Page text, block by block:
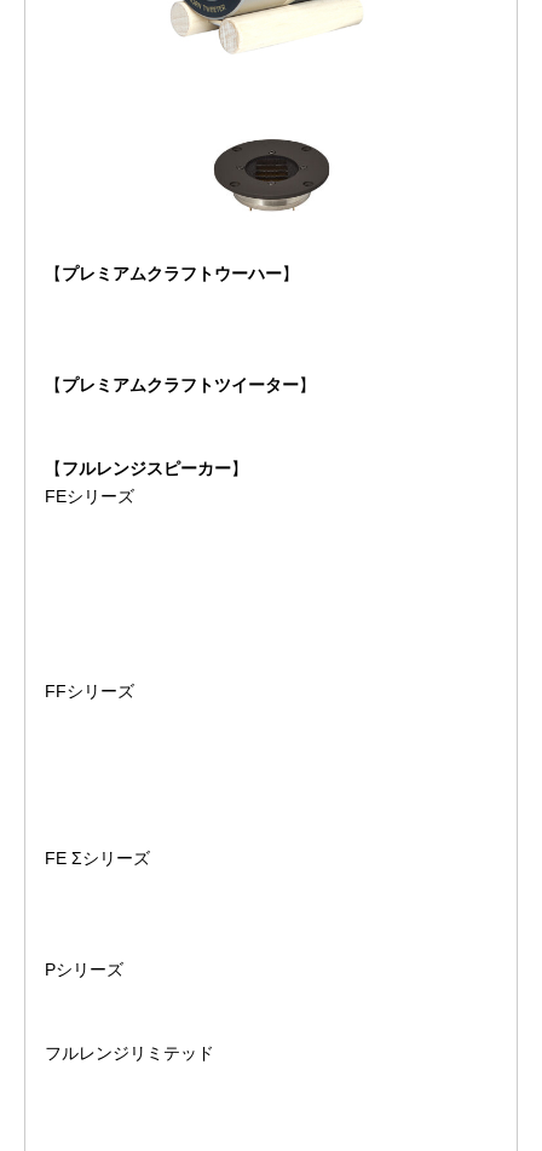
【プレミアムクラフトウーハー】
【プレミアムクラフトツイーター】
【フルレンジスピーカー】
FEシリーズ
FFシリーズ
FE Σシリーズ
Pシリーズ
フルレンジリミテッド